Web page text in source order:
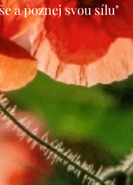
a poznej svou sílu"